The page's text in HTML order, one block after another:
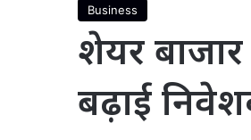
Business
शेयर
बढ़ाई